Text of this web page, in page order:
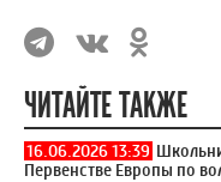
ЧИТАЙТЕ ТАКЖЕ
16.06.2026 13:39
Первенстве Европы по